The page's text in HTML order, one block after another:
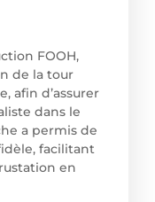
FOOH,
de la tour
afin d’assurer
dans le
a permis de
facilitant
en